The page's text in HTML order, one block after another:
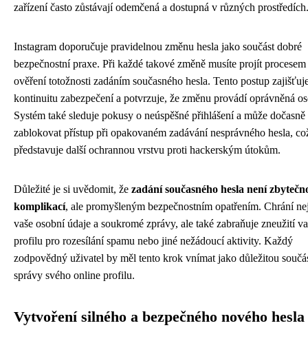
zařízení často zůstávají odemčená a dostupná v různých prostředích.
Instagram doporučuje pravidelnou změnu hesla jako součást dobré
bezpečnostní praxe. Při každé takové změně musíte projít procesem
ověření totožnosti zadáním současného hesla. Tento postup
kontinuitu zabezpečení a potvrzuje, že změnu provádí oprávněná
Systém také sleduje pokusy o neúspěšné přihlášení a může dočasně
zablokovat přístup při opakovaném zadávání nesprávného hesla,
představuje další ochrannou vrstvu proti hackerským útokům.
Důležité je si uvědomit, že zadání současného hesla není
komplikací, ale promyšleným bezpečnostním opatřením. Chrání
vaše osobní údaje a soukromé zprávy, ale také zabraňuje zneužití
profilu pro rozesílání spamu nebo jiné nežádoucí aktivity. Každý
zodpovědný uživatel by měl tento krok vnímat jako důležitou
správy svého online profilu.
Vytvoření silného a bezpečného nového hesla